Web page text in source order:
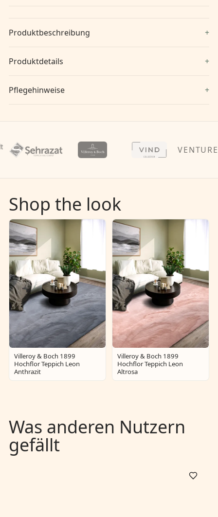
Produktbeschreibung
Produktdetails
Pflegehinweise
VENTURE
Shop the look
Villeroy & Boch 1899
Hochflor Teppich Leon
Anthrazit
Villeroy & Boch 1899
Hochflor Teppich Leon
Altrosa
Was anderen Nutzern
gefällt